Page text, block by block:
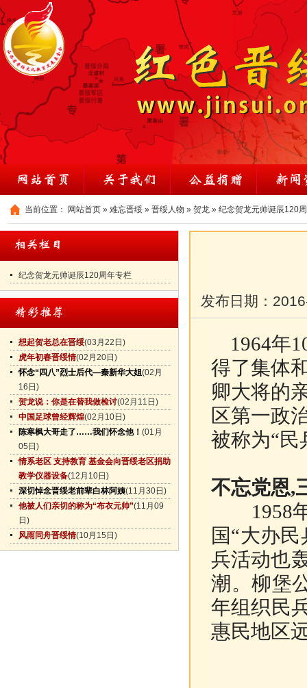
当前位置： 网站首页 » 难忘晋绥 » 晋绥人物 » 贺龙 » 纪念贺龙元帅诞辰120
纪念贺龙元帅诞辰120周年专栏
想起贺老总在晋绥(03月22日)
虎年初春晋绥情(02月20日)
怀念“四八”烈士后代—秦新华大姐(02月
16日)
贺龙说：你是在替我做检讨(02月11日)
中国足球曾经辉煌(02月10日)
陈寒枫大哥走了……我们怀念他！ (01月
05日)
情系老区 支持教育 基金会向晋绥老区捐助
教学仪器设备(12月10日)
深切悼念晋绥老前辈白林阿姨(11月30日)
他被人们亲切的称为“布衣元帅”(11月09
日)
风雨同舟晋绥情(10月15日)
发布日期：
1964年
得了集体
卿大将的
区第一政
被称为“民
不忘党恩,
1958年
国“大办
兵活动也
潮。柳堡
年组织民
惠民地区